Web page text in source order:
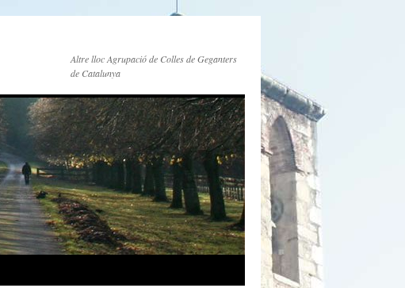
Altre lloc Agrupació de Colles de Geganters
de Catalunya